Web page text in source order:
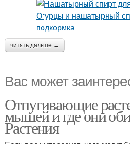
читать дальше →
Вас может
Отпугивающие
мышей и где они
Растения